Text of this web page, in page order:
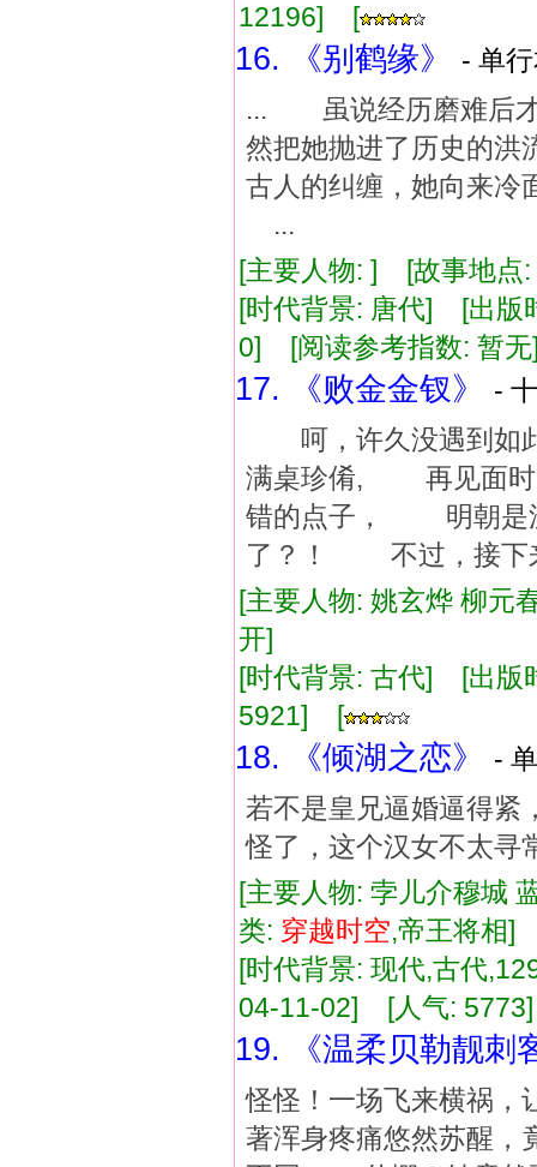
12196] [
16. 《别鹤缘》
- 单
... 虽说经历磨难后
然把她抛进了历史
古人的纠缠，她向来
...
[主要人物: ] [故事地
[时代背景: 唐代] [出
0] [阅读参考指数: 暂无
17. 《败金金钗》
-
呵，许久没遇到如
满桌珍倄, 再见面时
错的点子， 明朝是
了？！ 不过，接下
[主要人物: 姚玄烨 柳
开]
[时代背景: 古代] [出
5921] [
18. 《倾湖之恋》
-
若不是皇兄逼婚逼得紧
怪了，这个汉女不太寻
[主要人物: 孛儿介穆城
类: 穿越时空,帝王将
[时代背景: 现代,古代
04-11-02] [人气:
19. 《温柔贝勒靓刺
怪怪！一场飞来横祸，
著浑身疼痛悠然苏醒